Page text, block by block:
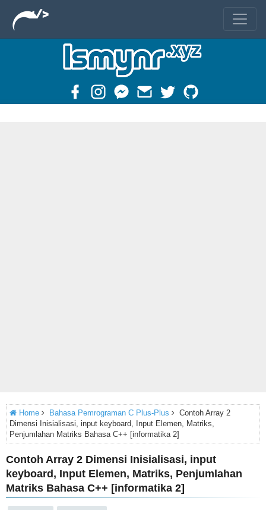
Home Bahasa Pemrograman C Plus-Plus
Contoh Array 2
Dimensi Inisialisasi, input keyboard, Input Elemen, Matriks,
Penjumlahan Matriks Bahasa C++ [informatika 2]
Contoh Array 2 Dimensi Inisialisasi, input
keyboard, Input Elemen, Matriks, Penjumlahan
Matriks Bahasa C++ [informatika 2]